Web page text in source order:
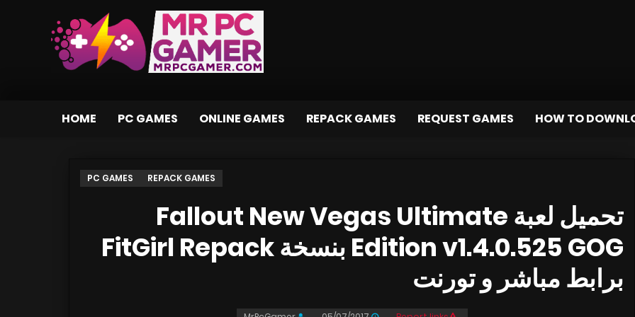
HOME PC GAMES ONLINE GAMES REPACK GAMES REQUEST GAMES HOW TO
PC GAMES REPACK GAMES
تحميل لعبة Fallout New Vegas Ultimate
Edition v1.4.0.525 GOG بنسخة FitGirl Repack
برابط مباشر و تورنت